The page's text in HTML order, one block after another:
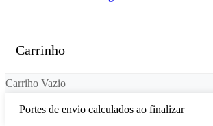
Carrinho
Carriho Vazio
Portes de envio calculados ao finalizar